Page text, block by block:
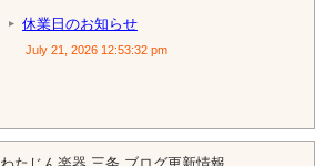
休業日のお知らせ
July 21, 2026 12:53:32 pm